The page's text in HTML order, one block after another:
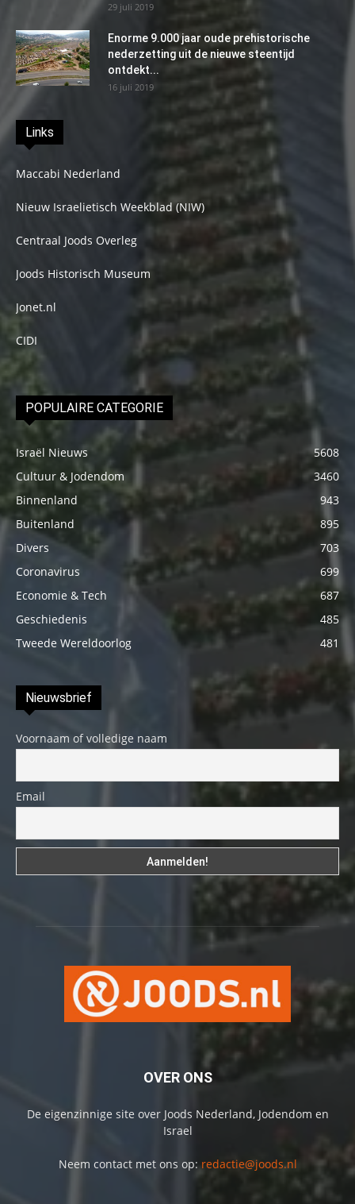
29 juli 2019
Enorme 9.000 jaar oude prehistorische
nederzetting uit de nieuwe steentijd
ontdekt...
16 juli 2019
Links
Maccabi Nederland
Nieuw Israelietisch Weekblad (NIW)
Centraal Joods Overleg
Joods Historisch Museum
Jonet.nl
CIDI
POPULAIRE CATEGORIE
Israël Nieuws
5608
Cultuur & Jodendom
3460
Binnenland
943
Buitenland
895
Divers
703
Coronavirus
699
Economie & Tech
687
Geschiedenis
485
Tweede Wereldoorlog
481
Nieuwsbrief
Voornaam of volledige naam
Email
OVER ONS
De eigenzinnige site over Joods Nederland, Jodendom en
Israel
Neem contact met ons op: redactie@joods.nl